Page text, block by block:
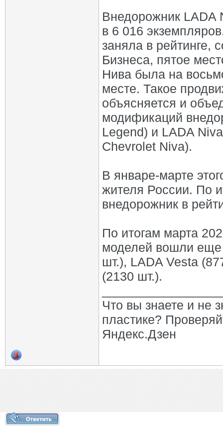
Внедорожник
в 6 016
заняла в рейтинге,
Бизнеса, пятое
Нива была на
месте. Такое
объясняется и
модификаций
Legend) и LADA
Chevrolet Niva).
В январе-марте
жителя России. По
внедорожник в
По итогам марта
моделей вошли еще
шт.), LADA Vesta
(2130 шт.).
Что вы знаете и не
пластике?
Яндекс.Дзен